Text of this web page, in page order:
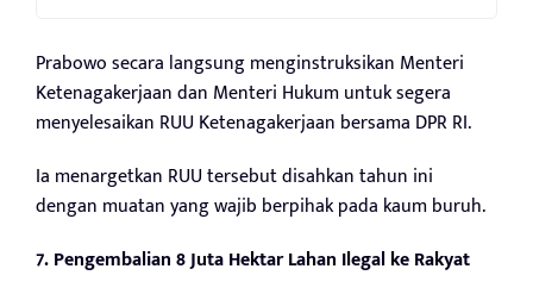
Prabowo secara langsung menginstruksikan Menteri
Ketenagakerjaan dan Menteri Hukum untuk segera
menyelesaikan RUU Ketenagakerjaan bersama DPR RI.
Ia menargetkan RUU tersebut disahkan tahun ini
dengan muatan yang wajib berpihak pada kaum buruh.
7. Pengembalian 8 Juta Hektar Lahan Ilegal ke Rakyat